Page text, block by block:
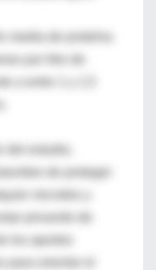
por litro de
a entre 1 y 1,5
del estudio,
de proteger
privando de
los aportes
para orientar el